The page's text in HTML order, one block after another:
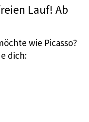
Lauf! Ab
wie Picasso?
dich: